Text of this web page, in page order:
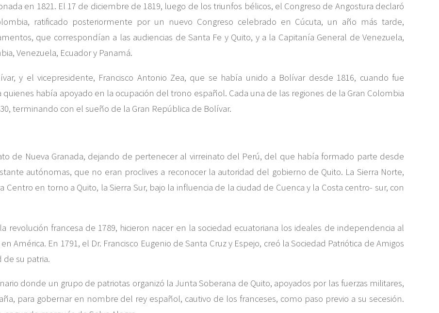
en 1821. El 17 de diciembre de 1819, luego de los triunfos bélicos, el Congreso de Angostura declaró
ratificado posteriormente por un nuevo Congreso celebrado en Cúcuta, un año más tarde,
que correspondían a las audiencias de Santa Fe y Quito, y a la Capitanía General de Venezuela,
Venezuela, Ecuador y Panamá.
y el vicepresidente, Francisco Antonio Zea, que se había unido a Bolívar desde 1816, cuando fue
había apoyado en la ocupación del trono español. Cada una de las regiones de la Gran Colombia
terminando con el sueño de la Gran República de Bolívar.
de Nueva Granada, dejando de pertenecer al virreinato del Perú, del que había formado parte desde
autónomas, que no eran proclives a reconocer la autoridad del gobierno de Quito. La Sierra Norte,
en torno a Quito, la Sierra Sur, bajo la influencia de la ciudad de Cuenca y la Costa centro- sur, con
revolución francesa de 1789, hicieron nacer en la sociedad ecuatoriana los ideales de independencia al
América. En 1791, el Dr. Francisco Eugenio de Santa Cruz y Espejo, creó la Sociedad Patriótica de Amigos
su patria.
donde un grupo de patriotas organizó la Junta Soberana de Quito, apoyados por las fuerzas militares,
para gobernar en nombre del rey español, cautivo de los franceses, como paso previo a su secesión.